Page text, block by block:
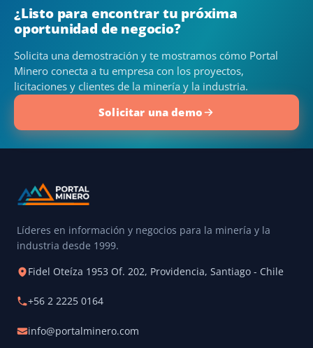
¿Listo para encontrar tu próxima
oportunidad de negocio?
Solicita una demostración y te mostramos cómo Portal
Minero conecta a tu empresa con los proyectos,
licitaciones y clientes de la minería y la industria.
Solicitar una demo
Líderes en información y negocios para la minería y la
industria desde 1999.
Fidel Oteíza 1953 Of. 202, Providencia, Santiago - Chile
+56 2 2225 0164
info@portalminero.com